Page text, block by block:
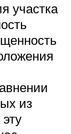
участка
из